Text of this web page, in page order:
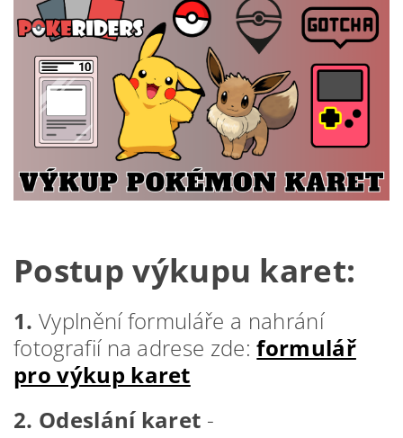
Postup výkupu karet:
1. Vyplnění formuláře a nahrání
fotografií na adrese zde:formulář
pro výkup karet
2. Odeslání karet -